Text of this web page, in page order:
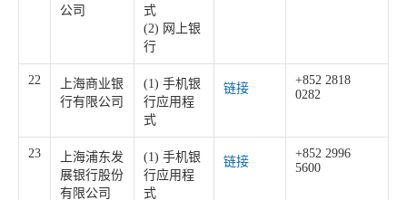
公司
式
(2) 网上银
行
22
上海商业银
行有限公司
(1) 手机银
行应用程
式
链接
+852 2818
0282
23
上海浦东发
展银行股份
有限公司
(1) 手机银
行应用程
式
链接
+852 2996
5600